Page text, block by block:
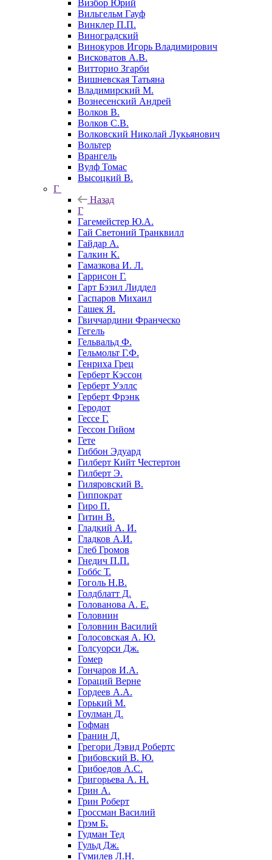
Визбор Юрий
Вильгельм Гауф
Винклер П.П.
Виноградский
Винокуров Игорь Владимирович
Висковатов А.В.
Витторио Згарби
Вишневская Татьяна
Владимирский М.
Вознесенский Андрей
Волков В.
Волков С.В.
Волковский Николай Лукьянович
Вольтер
Врангель
Вулф Томас
Высоцкий В.
Г
Назад
Г
Гагемейстер Ю.А.
Гай Светоний Транквилл
Гайдар А.
Галкин К.
Гамазкова И. Л.
Гаррисон Г.
Гарт Бэзил Лиддел
Гаспаров Михаил
Гашек Я.
Гвиччардини Франческо
Гегель
Гельвальд Ф.
Гельмольт Г.Ф.
Генриха Грец
Герберт Кэссон
Герберт Уэллс
Герберт Фрэнк
Геродот
Гессе Г.
Гессон Гийом
Гете
Гиббон Эдуард
Гилберт Кийт Честертон
Гилберт Э.
Гиляровский В.
Гиппократ
Гиро П.
Гитин В.
Гладкий А. И.
Гладков А.И.
Глеб Громов
Гнедич П.П.
Гоббс Т.
Гоголь Н.В.
Голдблатт Д.
Голованова А. Е.
Головнин
Головнин Василий
Голосовская А. Ю.
Голсуорси Дж.
Гомер
Гончаров И.А.
Гораций Верне
Гордеев А.А.
Горький М.
Гоулман Д.
Гофман
Гранин Д.
Грегори Дэвид Робертс
Грибовский В. Ю.
Грибоедов А.С.
Григорьева А. Н.
Грин А.
Грин Роберт
Гроссман Василий
Грэм Б.
Гудман Тед
Гульд Дж.
Гумилев Л.Н.